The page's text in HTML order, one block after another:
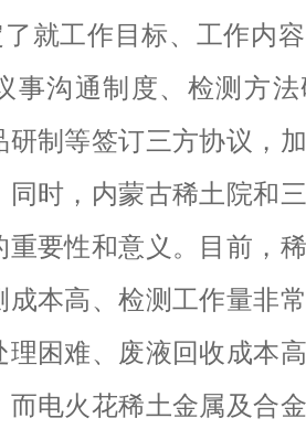
就工作目标、工作内
事沟通制度、检测方
研制等签订三方协议，
同时，内蒙古稀土院和
重要性和意义。目前，
成本高、检测工作量非
理困难、废液回收成本
而电火花稀土金属及合